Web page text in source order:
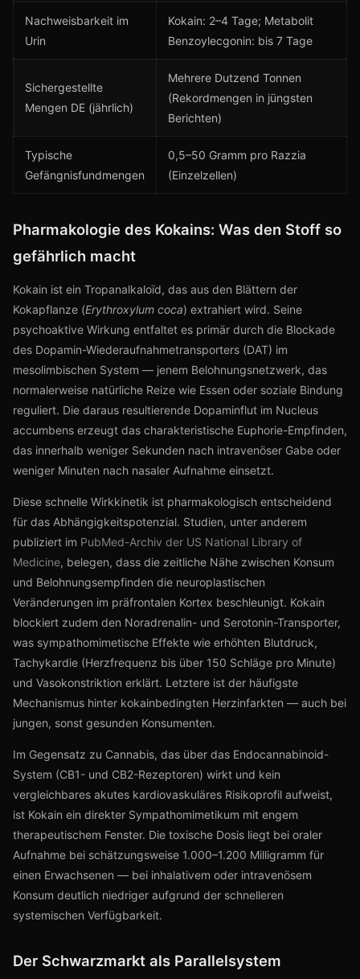
Nachweisbarkeit im
Urin
Kokain: 2–4 Tage; Metabolit
Benzoylecgonin: bis 7 Tage
Sichergestellte
Mengen DE (jährlich)
Mehrere Dutzend Tonnen
(Rekordmengen in jüngsten
Berichten)
Typische
Gefängnisfundmengen
0,5–50 Gramm pro Razzia
(Einzelzellen)
Pharmakologie des Kokains: Was den Stoff so
gefährlich macht
Kokain ist ein Tropanalkaloïd, das aus den Blättern der
Kokapflanze (Erythroxylum coca) extrahiert wird. Seine
psychoaktive Wirkung entfaltet es primär durch die Blockade
des Dopamin-Wiederaufnahmetransporters (DAT) im
mesolimbischen System — jenem Belohnungsnetzwerk, das
normalerweise natürliche Reize wie Essen oder soziale Bindung
reguliert. Die daraus resultierende Dopaminflut im Nucleus
accumbens erzeugt das charakteristische Euphorie-Empfinden,
das innerhalb weniger Sekunden nach intravenöser Gabe oder
weniger Minuten nach nasaler Aufnahme einsetzt.
Diese schnelle Wirkkinetik ist pharmakologisch entscheidend
für das Abhängigkeitspotenzial. Studien, unter anderem
publiziert im PubMed-Archiv der US National Library of
Medicine, belegen, dass die zeitliche Nähe zwischen Konsum
und Belohnungsempfinden die neuroplastischen
Veränderungen im präfrontalen Kortex beschleunigt. Kokain
blockiert zudem den Noradrenalin- und Serotonin-Transporter,
was sympathomimetische Effekte wie erhöhten Blutdruck,
Tachykardie (Herzfrequenz bis über 150 Schläge pro Minute)
und Vasokonstriktion erklärt. Letztere ist der häufigste
Mechanismus hinter kokainbedingten Herzinfarkten — auch bei
jungen, sonst gesunden Konsumenten.
Im Gegensatz zu Cannabis, das über das Endocannabinoid-
System (CB1- und CB2-Rezeptoren) wirkt und kein
vergleichbares akutes kardiovaskuläres Risikoprofil aufweist,
ist Kokain ein direkter Sympathomimetikum mit engem
therapeutischem Fenster. Die toxische Dosis liegt bei oraler
Aufnahme bei schätzungsweise 1.000–1.200 Milligramm für
einen Erwachsenen — bei inhalativem oder intravenösem
Konsum deutlich niedriger aufgrund der schnelleren
systemischen Verfügbarkeit.
Der Schwarzmarkt als Parallelsystem